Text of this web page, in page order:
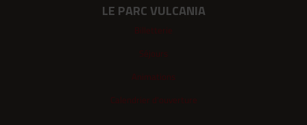
LE PARC VULCANIA
Billetterie
Séjours
Animations
Calendrier d'ouverture